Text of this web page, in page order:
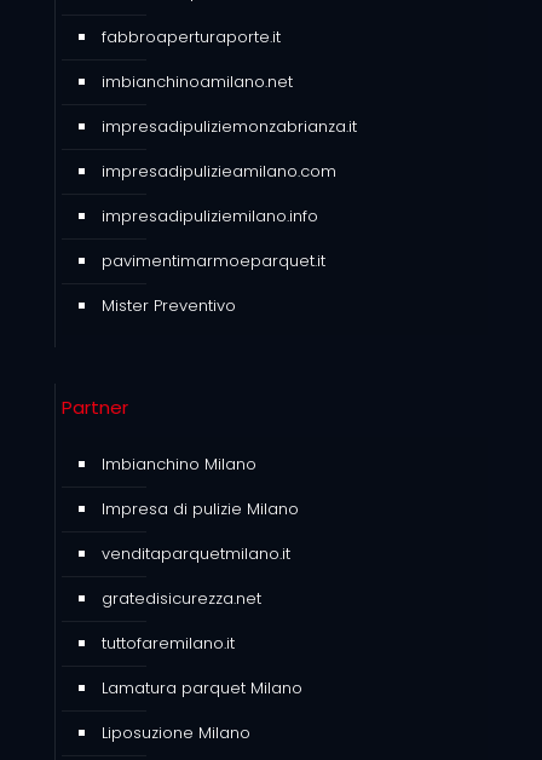
fabbroaperturaporte.it
imbianchinoamilano.net
impresadipuliziemonzabrianza.it
impresadipulizieamilano.com
impresadipuliziemilano.info
pavimentimarmoeparquet.it
Mister Preventivo
Partner
Imbianchino Milano
Impresa di pulizie Milano
venditaparquetmilano.it
gratedisicurezza.net
tuttofaremilano.it
Lamatura parquet Milano
Liposuzione Milano